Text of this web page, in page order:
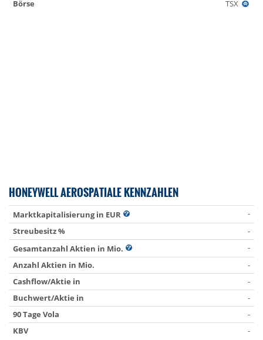
Börse
TSX
HONEYWELL AEROSPATIALE KENNZAHLEN
Marktkapitalisierung in EUR
-
Streubesitz %
-
Gesamtanzahl Aktien in Mio.
-
Anzahl Aktien in Mio.
-
Cashflow/Aktie in
-
Buchwert/Aktie in
-
90 Tage Vola
-
KBV
-